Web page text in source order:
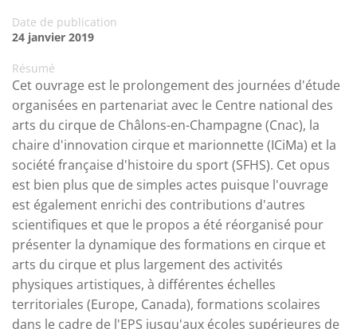
Date de publication
24 janvier 2019
Résumé
Cet ouvrage est le prolongement des journées d'étude
organisées en partenariat avec le Centre national des
arts du cirque de Châlons-en-Champagne (Cnac), la
chaire d'innovation cirque et marionnette (ICiMa) et la
société française d'histoire du sport (SFHS). Cet opus
est bien plus que de simples actes puisque l'ouvrage
est également enrichi des contributions d'autres
scientifiques et que le propos a été réorganisé pour
présenter la dynamique des formations en cirque et
arts du cirque et plus largement des activités
physiques artistiques, à différentes échelles
territoriales (Europe, Canada), formations scolaires
dans le cadre de l'EPS jusqu'aux écoles supérieures de